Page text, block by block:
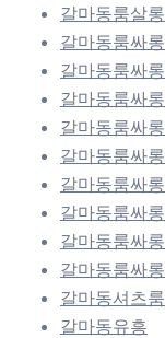
갈마동룸살롱
갈마동룸싸롱
갈마동룸싸
갈마동룸싸
갈마동룸싸
갈마동룸싸
갈마동룸싸
갈마동룸싸
갈마동룸싸
갈마동룸싸
갈마동셔츠룸
갈마동유흥